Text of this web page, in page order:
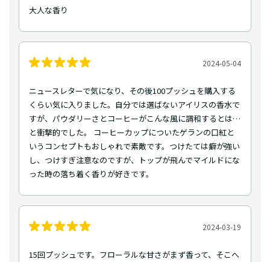
大人な香り
2024-05-04
ニュースレターで気になり、その後100プッシュを購入する
くらい気に入りました。自分では選ばないアイリスの香水で
すが、パウダリーさとコーヒーがこんな風に調和するとは…
と衝撃的でした。 コーヒーカップについたゲランの口紅と
いうコンセプトもおしゃれで素敵です。つけたては癖が強い
し、つけすぎ注意なのですが、トップが飛んでマイルドにな
った時の落ち着く香りが好きです。
2024-03-19
15回プッシュです。フローラルな甘さがまず香って、そこへ